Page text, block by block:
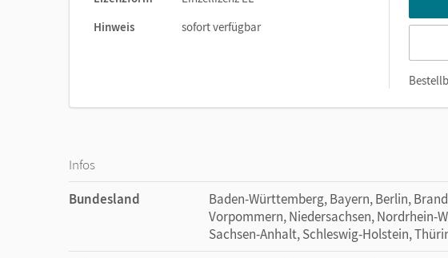
Hinweis
sofort verfügbar
Infos
Bundesland
Baden-Württemberg, Bayern, Berlin,
Vorpommern, Niedersachsen, Nordrhein-
Sachsen-Anhalt, Schleswig-Holstein,